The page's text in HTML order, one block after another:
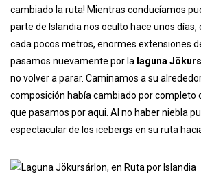
cambiado la ruta! Mientras conducíamos
parte de Islandia nos oculto hace unos días,
cada pocos metros, enormes extensiones
pasamos nuevamente por la laguna
no volver a parar. Caminamos a su
composición había cambiado por completo
que pasamos por aqui. Al no haber niebla
espectacular de los icebergs en su ruta